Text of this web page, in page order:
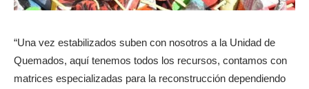
“Una vez estabilizados suben con nosotros a la Unidad de
Quemados, aquí tenemos todos los recursos, contamos con
matrices especializadas para la reconstrucción dependiendo